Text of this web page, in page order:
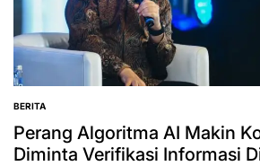
POSTED
IN
BERITA
Perang Algoritma AI Makin
Diminta Verifikasi Informasi